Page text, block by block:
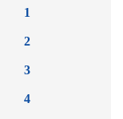
1
2
3
4